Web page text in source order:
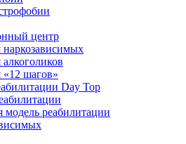
центр
наркозависимых
«12 шагов»
Day Top
модель реабилитации